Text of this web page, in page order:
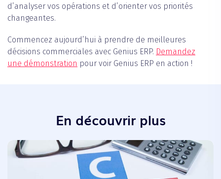
d’analyser vos opérations et d’orienter vos priorités
changeantes.
Commencez aujourd’hui à prendre de meilleures
décisions commerciales avec Genius ERP. Demandez
une démonstration pour voir Genius ERP en action !
En découvrir plus